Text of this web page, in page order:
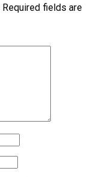
Required fields are